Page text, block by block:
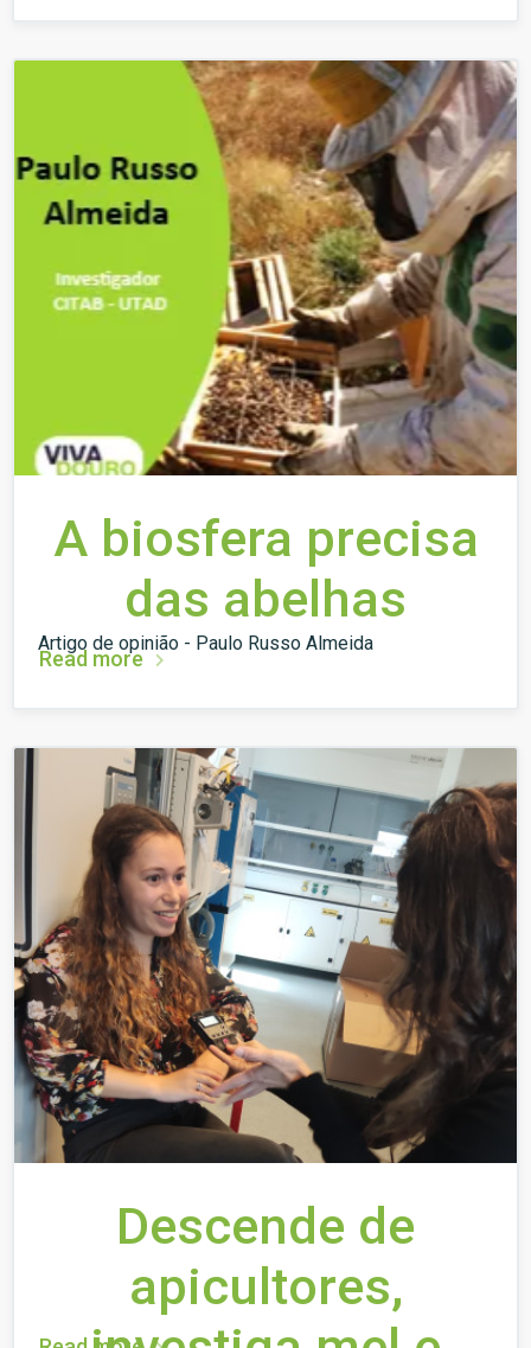
A biosfera precisa
das abelhas
Artigo de opinião - Paulo Russo Almeida
Read more
Descende de
apicultores,